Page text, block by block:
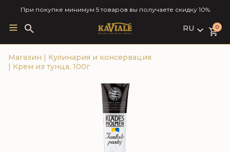
При покупке минимум 5 товаров вы получаете скидку 10%
Search
for:
RU
LV
0
Магазин | Кулинария и консервация
| Крем из тунца, 100г